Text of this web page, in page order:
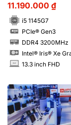
11.190.000 ₫
i5 1145G7
SSD PCIe® Gen3
DDR4 3200MHz
Intel® Iris® Xe
INCH 13.3 inch FHD